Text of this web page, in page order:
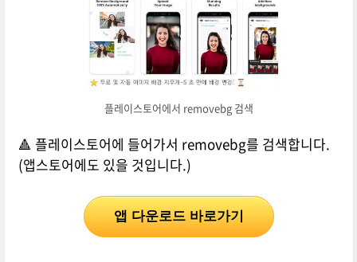
플레이스토어에서 removebg 검색
🔺 플레이스토어에 들어가서 removebg를 검색합니다.
(앱스토어에도 있을 것입니다.)
앱 다운로드 바로가기